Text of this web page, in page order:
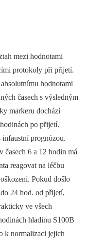
mezi hodnotami
protokoly při přijetí.
hodnotami
časech s výsledným
markeru dochází
po přijetí.
infaustní prognózou.
časech 6 a 12 hodin má
reagovat na léčbu
Pokud došlo
24 hod. od přijetí,
ve všech
hladinu S100B
k normalizaci jejich